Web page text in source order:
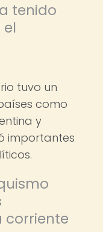
tenido
tuvo un
como
y
importantes
corriente